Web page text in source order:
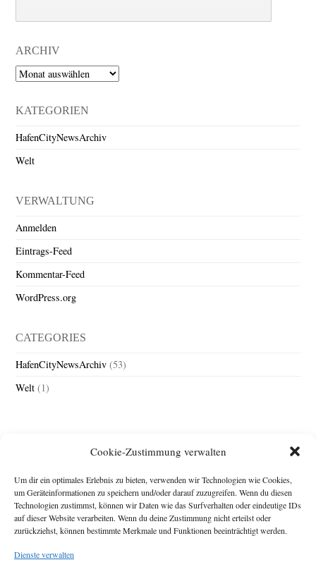
Cookie-Zustimmung verwalten
Um dir ein optimales Erlebnis zu bieten, verwenden wir Technologien wie Cookies,
um Geräteinformationen zu speichern und/oder darauf zuzugreifen. Wenn du diesen
Technologien zustimmst, können wir Daten wie das Surfverhalten oder eindeutige IDs
auf dieser Website verarbeiten. Wenn du deine Zustimmung nicht erteilst oder
zurückziehst, können bestimmte Merkmale und Funktionen beeinträchtigt werden.
Dienste verwalten
ARCHIV
Archiv
KATEGORIEN
HafenCityNewsArchiv
Welt
VERWALTUNG
Anmelden
Eintrags-Feed
Kommentar-Feed
WordPress.org
CATEGORIES
HafenCityNewsArchiv (53)
Welt (1)
Impressum
Michael Baden,